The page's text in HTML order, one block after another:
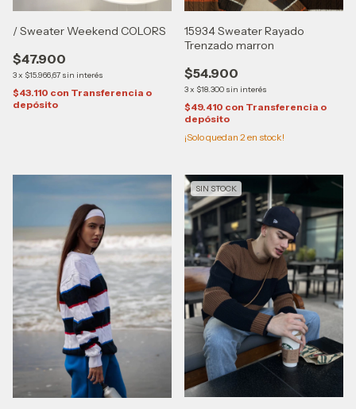
/ Sweater Weekend COLORS
$47.900
3x $15.966,67 sin interés
$43.110 con Transferencia o
depósito
15934 Sweater Rayado
Trenzado marron
$54.900
3x $18.300 sin interés
$49.410 con Transferencia o
depósito
¡Solo quedan 2en stock!
SIN STOCK